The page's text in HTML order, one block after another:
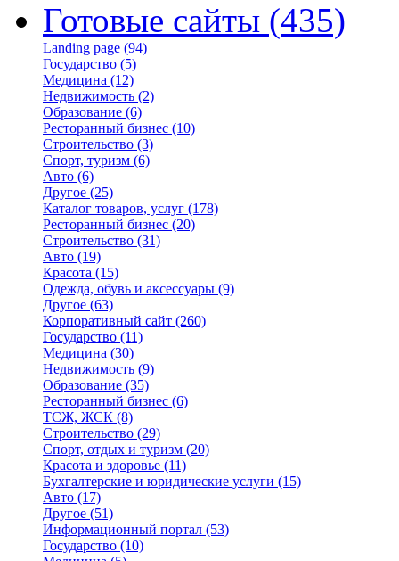
Готовые сайты (435)
Landing page (94)
Государство (5)
Медицина (12)
Недвижимость (2)
Образование (6)
Ресторанный бизнес (10)
Строительство (3)
Спорт, туризм (6)
Авто (6)
Другое (25)
Каталог товаров, услуг (178)
Ресторанный бизнес (20)
Строительство (31)
Авто (19)
Красота (15)
Одежда, обувь и аксессуары (9)
Другое (63)
Корпоративный сайт (260)
Государство (11)
Медицина (30)
Недвижимость (9)
Образование (35)
Ресторанный бизнес (6)
ТСЖ, ЖСК (8)
Строительство (29)
Спорт, отдых и туризм (20)
Красота и здоровье (11)
Бухгалтерские и юридические услуги (15)
Авто (17)
Другое (51)
Информационный портал (53)
Государство (10)